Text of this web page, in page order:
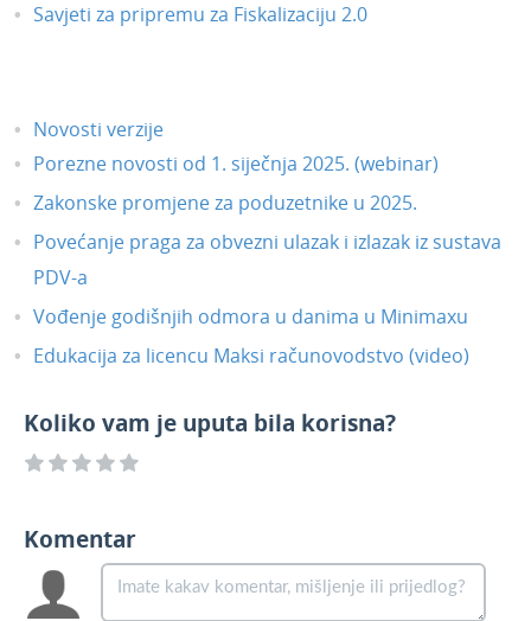
Savjeti za pripremu za Fiskalizaciju 2.0
Novosti verzije
Porezne novosti od 1. siječnja 2025. (webinar)
Zakonske promjene za poduzetnike u 2025.
Povećanje praga za obvezni ulazak i izlazak iz sustava
PDV-a
Vođenje godišnjih odmora u danima u Minimaxu
Edukacija za licencu Maksi računovodstvo (video)
Koliko vam je uputa bila korisna?
Komentar